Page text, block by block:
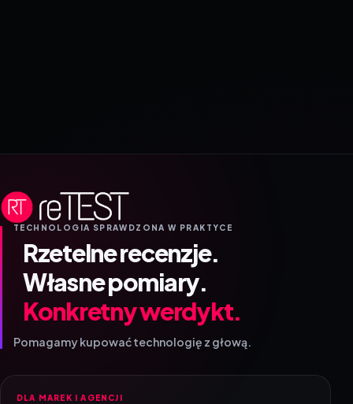
TECHNOLOGIA SPRAWDZONA W PRAKTYCE
Rzetelne recenzje.
Własne pomiary.
Konkretny werdykt.
Pomagamy kupować technologię z głową.
DLA MAREK I AGENCJI